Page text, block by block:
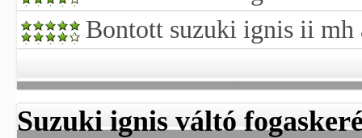
Bontott suzuki ignis ii mh
Suzuki ignis váltó